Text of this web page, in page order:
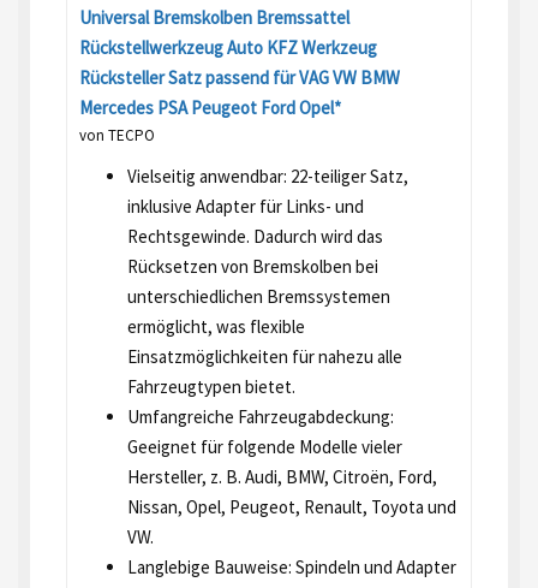
Universal Bremskolben Bremssattel
Rückstellwerkzeug Auto KFZ Werkzeug
Rücksteller Satz passend für VAG VW BMW
Mercedes PSA Peugeot Ford Opel*
von TECPO
Vielseitig anwendbar: 22-teiliger Satz,
inklusive Adapter für Links- und
Rechtsgewinde. Dadurch wird das
Rücksetzen von Bremskolben bei
unterschiedlichen Bremssystemen
ermöglicht, was flexible
Einsatzmöglichkeiten für nahezu alle
Fahrzeugtypen bietet.
Umfangreiche Fahrzeugabdeckung:
Geeignet für folgende Modelle vieler
Hersteller, z. B. Audi, BMW, Citroën, Ford,
Nissan, Opel, Peugeot, Renault, Toyota und
VW.
Langlebige Bauweise: Spindeln und Adapter